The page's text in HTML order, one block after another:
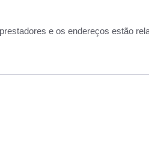
e os endereços estão